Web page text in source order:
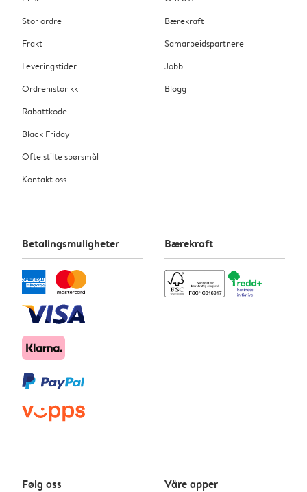
Stor ordre
Frakt
Leveringstider
Ordrehistorikk
Rabattkode
Black Friday
Ofte stilte spørsmål
Kontakt oss
Bærekraft
Samarbeidspartnere
Jobb
Blogg
Betalingsmuligheter Bærekraft
Følg oss Våre apper